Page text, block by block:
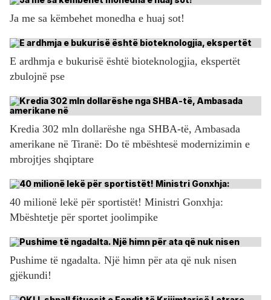
Ja me sa këmbehet monedha e huaj sot!
E ardhmja e bukurisë është bioteknologjia, ekspertët
zbulojnë pse
Kredia 302 mln dollarëshe nga SHBA-të, Ambasada
amerikane në Tiranë: Do të mbështesë modernizimin e
mbrojtjes shqiptare
40 milionë lekë për sportistët! Ministri Gonxhja:
Mbështetje për sportet joolimpike
Pushime të ngadalta. Një himn për ata që nuk nisen
gjëkundi!